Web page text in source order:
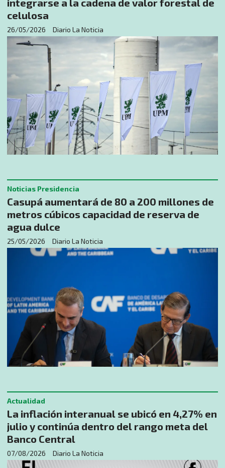
celulosa
Diario La Noticia
26/05/2026
Casupá aumentará de 80 a 200 millones de
metros cúbicos capacidad de reserva de
agua dulce
Diario La Noticia
Noticias Presidencia
25/05/2026
La inflación interanual se ubicó en 4,27% en
julio y continúa dentro del rango meta del
Banco Central
Diario La Noticia
Actualidad
07/08/2026